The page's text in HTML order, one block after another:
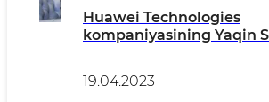
Huawei Technologies
kompaniyasining Yaqin
hamkorlikning yangi
19.04.2023